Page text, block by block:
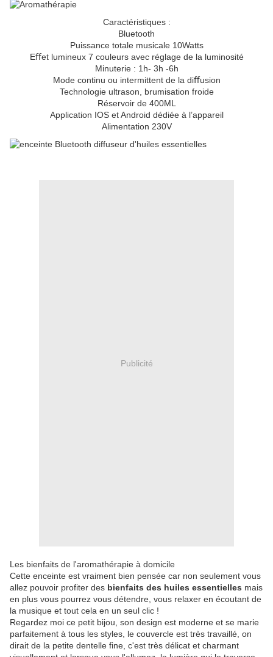
Caractéristiques :
Bluetooth
Puissance totale musicale 10Watts
Eﬀet lumineux 7 couleurs avec réglage de la luminosité
Minuterie : 1h- 3h -6h
Mode continu ou intermittent de la diﬀusion
Technologie ultrason, brumisation froide
Réservoir de 400ML
Application IOS et Android dédiée à l’appareil
Alimentation 230V
Publicité
Les bienfaits de l'aromathérapie à domicile
Cette enceinte est vraiment bien pensée car non seulement vous
allez pouvoir profiter des bienfaits des huiles essentielles mais
en plus vous pourrez vous détendre, vous relaxer en écoutant de
la musique et tout cela en un seul clic !
Regardez moi ce petit bijou, son design est moderne et se marie
parfaitement à tous les styles, le couvercle est très travaillé, on
dirait de la petite dentelle fine, c'est très délicat et charmant